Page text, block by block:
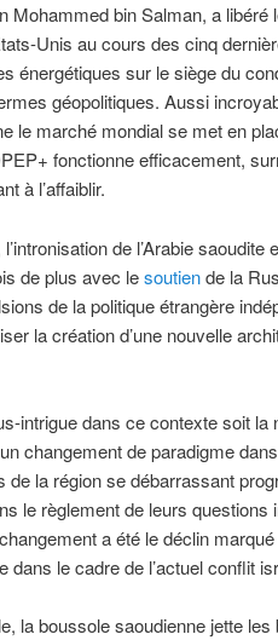
Mohammed bin Salman, a
Unis au cours des cinq
énergétiques sur le siège du
géopolitiques. Aussi
le marché mondial se met en
fonctionne efficacement,
à l’affaiblir.
de l’Arabie
de plus avec lesoutiende la
de la politique étrangère
la création d’une nouvelle
intrigue dans ce contexte soit la
changement de paradigme
de la région se débarrassant
le règlement de leurs
a été le déclin
dans le cadre de l’actuel conflit
la boussole saoudienne jette